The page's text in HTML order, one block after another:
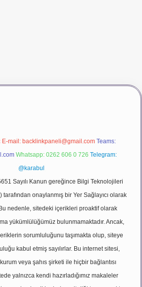
E-mail: backlinkpaneli@gmail.com Teams:
Whatsapp: 0262 606 0 726 Telegram:
@karabul
Sayılı Kanun gereğince Bilgi Teknolojileri
onaylanmış bir Yer Sağlayıcı olarak
nedenle, sitedeki içerikleri proaktif olarak
yükümlülüğümüz bulunmamaktadır. Ancak,
sorumluluğunu taşımakta olup, siteye
kabul etmiş sayılırlar. Bu internet sitesi,
veya şahıs şirketi ile hiçbir bağlantısı
yalnızca kendi hazırladığımız makaleler